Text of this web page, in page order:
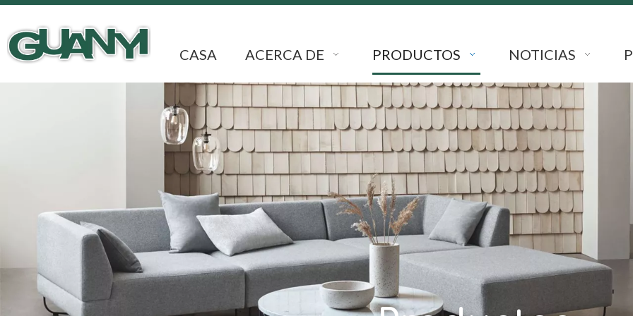
CASA ACERCA DE PRODUCTOS NOTICIAS